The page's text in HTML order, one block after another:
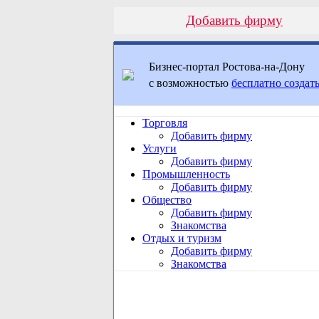
Добавить фирму
Бизнес-портал Ростова-на-Дону
с возможностью бесплатно
Торговля
Добавить фирму
Услуги
Добавить фирму
Промышленность
Добавить фирму
Общество
Добавить фирму
Знакомства
Отдых и туризм
Добавить фирму
Знакомства